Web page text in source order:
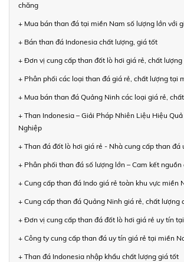
chăng
+ Mua bán than đá tại miền Nam số lượng lớn với
+ Bán than đá Indonesia chất lượng, giá tốt
+ Đơn vị cung cấp than đốt lò hơi giá rẻ, chất
+ Phân phối các loại than đá giá rẻ, chất lượng tại
+ Mua bán than đá Quảng Ninh các loại giá rẻ,
+ Than Indonesia – Giải Pháp Nhiên Liệu Hiệu
Nghiệp
+ Than đá đốt lò hơi giá rẻ - Nhà cung cấp than đá
+ Phân phối than đá số lượng lớn – Cam kết
+ Cung cấp than đá Indo giá rẻ toàn khu vực miền
+ Cung cấp than đá Quảng Ninh giá rẻ, chất lượng
+ Đơn vị cung cấp than đá đốt lò hơi giá rẻ uy tín
+ Công ty cung cấp than đá uy tín giá rẻ tại miền
+ Than đá Indonesia nhập khẩu chất lượng giá tốt